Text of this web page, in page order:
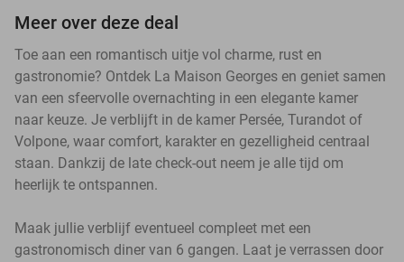
Meer over deze deal
Toe aan een romantisch uitje vol charme, rust en
gastronomie? Ontdek La Maison Georges en geniet samen
van een sfeervolle overnachting in een elegante kamer
naar keuze. Je verblijft in de kamer Persée, Turandot of
Volpone, waar comfort, karakter en gezelligheid centraal
staan. Dankzij de late check-out neem je alle tijd om
heerlijk te ontspannen.
Maak jullie verblijf eventueel compleet met een
gastronomisch diner van 6 gangen. Laat je verrassen door